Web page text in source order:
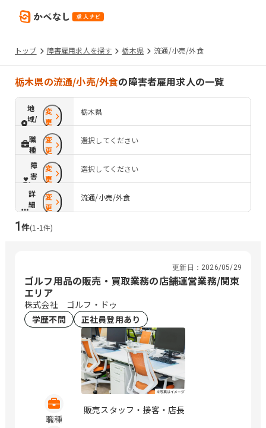
トップ 障害雇用求人を探す 栃木県 流通/小売/外食
栃木県の流通/小売/外食の障害者雇用求人の一覧
地
域/
路
線
変
更
栃木県
職
種
変
更
選択してください
障
害
配
慮
変
更
選択してください
詳
細
条
件
変
更
流通/小売/外食
1件(1 -1件)
更新日： 2026/05/29
ゴルフ用品の販売・買取業務の店舗運営業務/関東
エリア
株式会社 ゴルフ・ドゥ
学歴不問
正社員登用あり
職種
販売スタッフ・接客・店長